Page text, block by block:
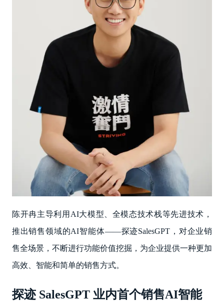
陈开冉主导利用AI大模型、全模态技术栈等先进技术，
推出销售领域的AI智能体——探迹SalesGPT，对企业销
售全场景，不断进行功能价值挖掘，为企业提供一种更加
高效、智能和简单的销售方式。
探迹 SalesGPT 业内首个销售AI智能